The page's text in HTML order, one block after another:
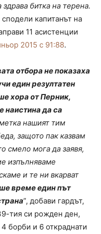
битка на терена.
сподели капитанът на
11 асистенции
2015 с 91:88.
отбора не показаха
един резултатен
хора от Перник,
наистина да са
нашият тим
защото пак казвам
смело мога да заявя,
изпълняваме
и те ни вкарват
време един път
”, добави гардът,
тия си рожден ден,
борби и 6 откраднати